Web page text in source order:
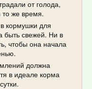
от голода,
то же время.
кормушки для
быть свежей. Ни в
чтобы она начала
должна
в идеале корма